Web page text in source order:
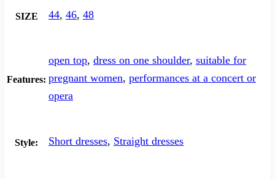
SIZE 44, 46, 48
Features:
open top, dress on one shoulder, suitable for
pregnant women, performances at a concert or
opera
Style: Short dresses, Straight dresses